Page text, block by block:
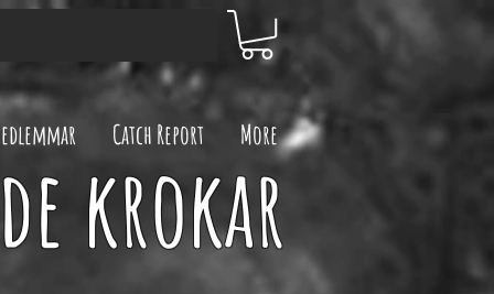
Catch Report More
krokar